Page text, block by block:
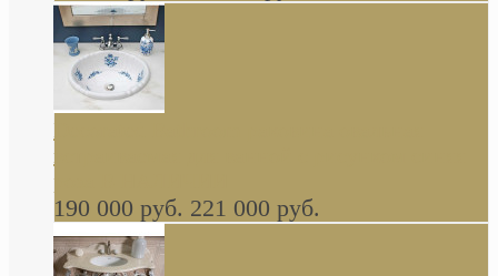
Decorated Bathroom раковина овальная
встраиваемая для ванной с рисунком синяя
роза В НАЛИЧИИ
190 000 руб. 221 000 руб.